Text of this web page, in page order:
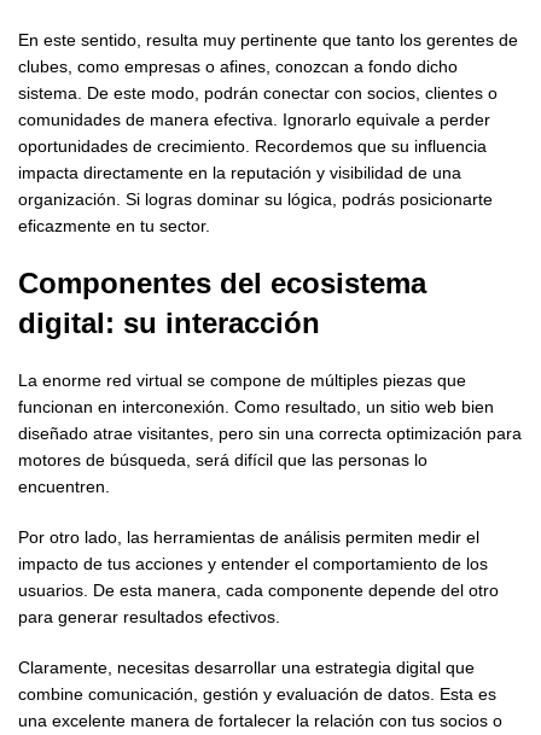
En este sentido, resulta muy pertinente que tanto los gerentes de
clubes, como empresas o afines, conozcan a fondo dicho
sistema. De este modo, podrán conectar con socios, clientes o
comunidades de manera efectiva. Ignorarlo equivale a perder
oportunidades de crecimiento. Recordemos que su influencia
impacta directamente en la reputación y visibilidad de una
organización. Si logras dominar su lógica, podrás posicionarte
eficazmente en tu sector.
Componentes del ecosistema
digital: su interacción
La enorme red virtual se compone de múltiples piezas que
funcionan en interconexión. Como resultado, un sitio web bien
diseñado atrae visitantes, pero sin una correcta optimización para
motores de búsqueda, será difícil que las personas lo
encuentren.
Por otro lado, las herramientas de análisis permiten medir el
impacto de tus acciones y entender el comportamiento de los
usuarios. De esta manera, cada componente depende del otro
para generar resultados efectivos.
Claramente, necesitas desarrollar una estrategia digital que
combine comunicación, gestión y evaluación de datos. Esta es
una excelente manera de fortalecer la relación con tus socios o